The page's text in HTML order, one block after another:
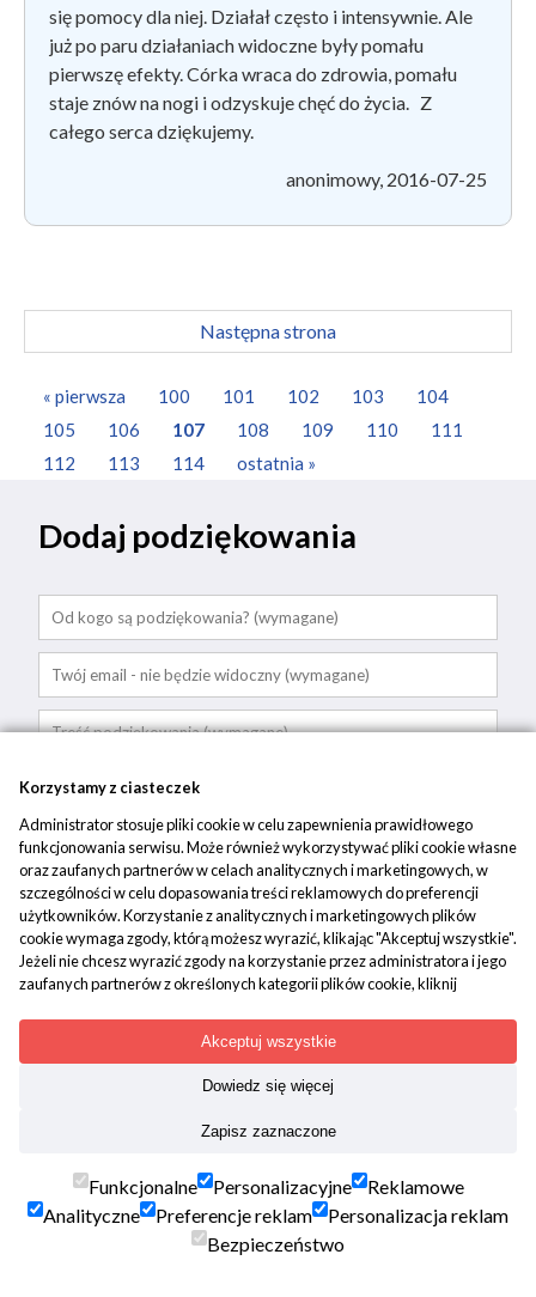
się pomocy dla niej. Działał często i intensywnie. Ale
już po paru działaniach widoczne były pomału
pierwszę efekty. Córka wraca do zdrowia, pomału
staje znów na nogi i odzyskuje chęć do życia. Z
całego serca dziękujemy.
anonimowy, 2016-07-25
Następna strona
« pierwsza 100 101 102 103
104
105
106 107 108 109 110
111
112
113 114 ostatnia »
Dodaj podziękowania
popko.pl
Odkryj w sobie moc
wymarzonego życia.
Skorzystaj z autorskich
narzędzi i usług mistrza duchowego
Zbigniewa
Jana Popko
, pomagających w drodze ku
uzdrowieniu i pełni szczęścia, które możesz nabyć
Korzystamy z ciasteczek
Administrator stosuje pliki cookie w celu zapewnienia prawidłowego
funkcjonowania serwisu. Może również wykorzystywać pliki cookie własne
oraz zaufanych partnerów w celach analitycznych i marketingowych, w
szczególności w celu dopasowania treści reklamowych do preferencji
użytkowników. Korzystanie z analitycznych i marketingowych plików
cookie wymaga zgody, którą możesz wyrazić, klikając "Akceptuj wszystkie".
Jeżeli nie chcesz wyrazić zgody na korzystanie przez administratora i jego
zaufanych partnerów z określonych kategorii plików cookie, kliknij
można wycofać w każdym momencie poprzez zmianę preferencji plików
cookie. Możliwość edycji zgód cookie znajdziesz w stopce strony pod
przyciskiem "Edytuj zgody cookie".
przetwarzaniem Twoich danych osobowych. Więcej informacji o
przetwarzaniu Twoich danych osobowych znajdują się wpolityce
prywatności
Dowiedz się więcej
Zapisz zaznaczone
Akceptuj wszystkie
Funkcjonalne Personalizacyjne
Reklamowe
Analityczne
Preferencje reklam
Personalizacja reklam
Bezpieczeństwo